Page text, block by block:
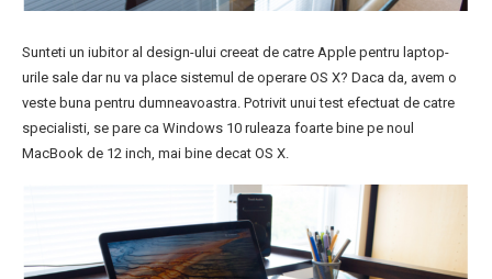
Sunteti un iubitor al design-ului creeat de catre Apple pentru laptop-
urile sale dar nu va place sistemul de operare OS X? Daca da, avem o
veste buna pentru dumneavoastra. Potrivit unui test efectuat de catre
specialisti, se pare ca Windows 10 ruleaza foarte bine pe noul
MacBook de 12 inch, mai bine decat OS X.